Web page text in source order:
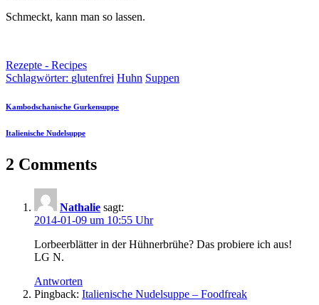
Schmeckt, kann man so lassen.
Rezepte - Recipes
Schlagwörter: glutenfrei Huhn Suppen
Kambodschanische Gurkensuppe
Italienische Nudelsuppe
2 Comments
Nathalie sagt:
2014-01-09 um 10:55 Uhr
Lorbeerblätter in der Hühnerbrühe? Das probiere ich aus!
LG N.
Antworten
Pingback: Italienische Nudelsuppe – Foodfreak